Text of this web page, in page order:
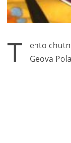
T
ento
Geova